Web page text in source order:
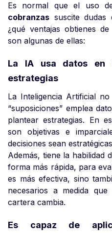
Es normal que el uso
cobranzas suscite dudas
¿qué ventajas obtienes
son algunas de ellas:
La IA usa datos en
estrategias
La Inteligencia Artificial
“suposiciones” emplea
plantear estrategias. En
son objetivas e
decisiones sean
Además, tiene la habilidad
forma más rápida, para
es más efectiva, sino
necesarios a medida
cartera cambia.
Es capaz de